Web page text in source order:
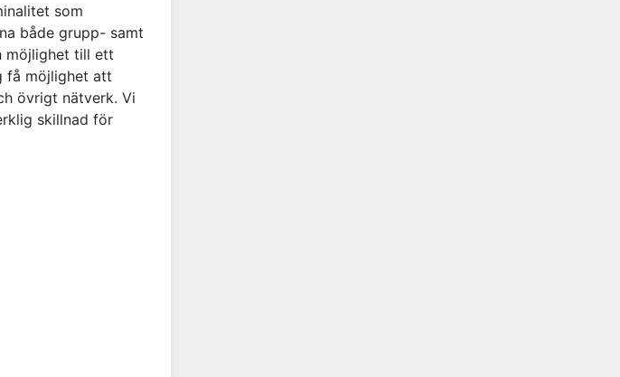
som
både grupp- samt
möjlighet till ett
få möjlighet att
övrigt nätverk. Vi
skillnad för